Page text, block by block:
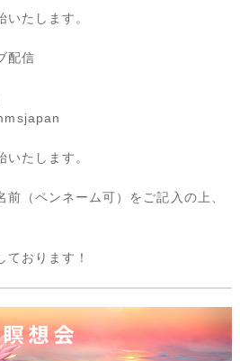
たします。
配信
たします。
（ペンネーム可）をご記入の上、
おります！